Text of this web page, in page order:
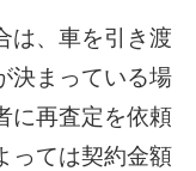
は、車を引き渡
決まっている場
に再査定を依頼
っては契約金額